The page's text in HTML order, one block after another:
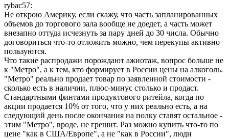
rybac57:
Не открою Америку, если скажу, что часть запланированных
объемов до торгового зала вообще не доедет, а часть может
внезапно оттуда исчезнуть за пару дней до 30 числа. Обычно
договориться что-то отложить можно, чем перекупы активно
пользуются.
Что такие распродажи порождают ажиотаж, вопрос больше не
к "Метро", а к тем, кто формирует в России цены на алкоголь.
"Метро" реально продает товар по заявленной стоимости -
сколько есть в наличии, плюс-минус столько и продаст.
Стандартными финтами продуктового ритейла, когда по
акции продается 10% от того, что у них реально есть, а на
следующий день после окончания на полку ставят остальное -
этим "Метро", вроде, не грешит. Раз можно купить что-то по
цене "как в США/Европе", а не "как в России", люди